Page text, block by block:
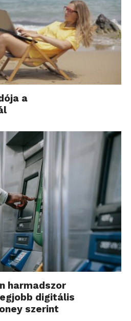
a
harmadszor
digitális
szerint